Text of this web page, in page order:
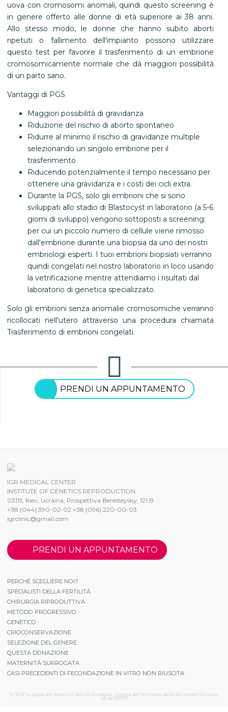
uova con cromosomi anomali, quindi questo screening è
in genere offerto alle donne di età superiore ai 38 anni.
Allo stesso modo, le donne che hanno subito aborti
ripetuti o fallimento dell'impianto possono utilizzare
questo test per favorire il trasferimento di un embrione
cromosomicamente normale che dà maggiori possibilità
di un parto sano.
Vantaggi di PGS
Maggiori possibilità di gravidanza
Riduzione del rischio di aborto spontaneo
Ridurre al minimo il rischio di gravidanze multiple
selezionando un singolo embrione per il
trasferimento
Riducendo potenzialmente il tempo necessario per
ottenere una gravidanza e i costi dei cicli extra.
Durante la PGS, solo gli embrioni che si sono
sviluppati allo stadio di Blastocyst in laboratorio (a 5-6
giorni di sviluppo) vengono sottoposti a screening;
per cui un piccolo numero di cellule viene rimosso
dall'embrione durante una biopsia da uno dei nostri
embriologi esperti. I tuoi embrioni biopsiati verranno
quindi congelati nel nostro laboratorio in loco usando
la vetrificazione mentre attendiamo i risultati dal
laboratorio di genetica specializzato.
Solo gli embrioni senza anomalie cromosomiche verranno
ricollocati nell'utero attraverso una procedura chiamata
Trasferimento di embrioni congelati.
PRENDI UN APPUNTAMENTO
IGR MEDICAL CENTER
INSTITUTE OF GENETICS REPRODUCTION
03115, Kiev, Ucraina, Prospettiva Beresteysky, 121 B
+38 (044) 390-02-02 +38 (096) 220-00-03
igrclinic@gmail.com
PRENDI UN APPUNTAMENTO
PERCHÉ SCEGLIERE NOI?
SPECIALISTI DELLA FERTILITÀ
CHIRURGIA RIPRODUTTIVA
METODO PROGRESSIVO
GENETICO
CRIOCONSERVAZIONE
SELEZIONE DEL GENERE
QUESTA DONAZIONE
MATERNITÀ SURROGATA
CASI PRECEDENTI DI FECONDAZIONE IN VITRO NON RIUSCITA
© "IGR" La copia dei materiali del sito è vietata. Licenza del Ministero della Salute dell'Ucraina
АЕ № 197377